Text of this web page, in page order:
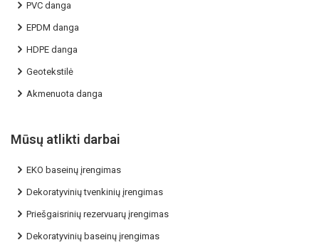
PVC danga
EPDM danga
HDPE danga
Geotekstilė
Akmenuota danga
Mūsų atlikti darbai
EKO baseinų įrengimas
Dekoratyvinių tvenkinių įrengimas
Priešgaisrinių rezervuarų įrengimas
Dekoratyvinių baseinų įrengimas